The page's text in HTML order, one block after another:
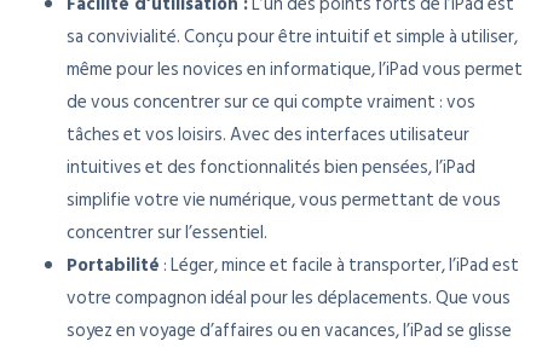
sa convivialité. Conçu pour être intuitif et simple à utiliser,
même pour les novices en informatique, l’iPad vous permet
de vous concentrer sur ce qui compte vraiment : vos
tâches et vos loisirs. Avec des interfaces utilisateur
intuitives et des fonctionnalités bien pensées, l’iPad
simplifie votre vie numérique, vous permettant de vous
concentrer sur l’essentiel.
Portabilité : Léger, mince et facile à transporter, l’iPad est
votre compagnon idéal pour les déplacements. Que vous
soyez en voyage d’affaires ou en vacances, l’iPad se glisse